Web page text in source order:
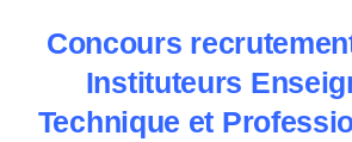
Concours
Instituteurs
Technique et